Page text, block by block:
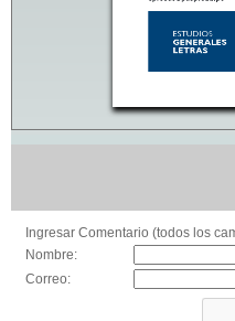
Ingresar Comentario (todos los
Nombre:
Correo: